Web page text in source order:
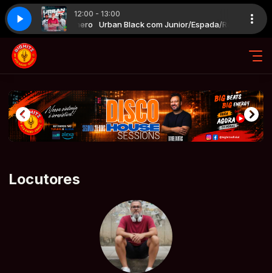
12:00 - 13:00
Junior/Espada/Romero Urban Black com Junior/Espada/Romero
& Junior Silva 08-08-2026RdShow Urban Black Djs Romero,
Locutores